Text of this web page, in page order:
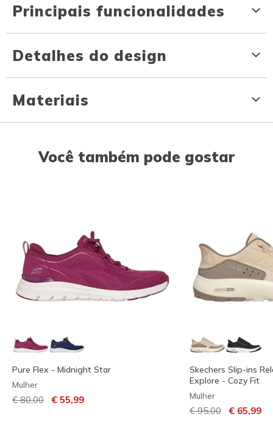
Principais funcionalidades
Detalhes do design
Materiais
Você também pode gostar
Pure Flex - Midnight Star
Mulher
Preço com desconto de
€ 80,00 para
€ 55,99
Skechers Slip-ins
Explore - Cozy Fit
Mulher
Preço com
€ 95,00para
€ 65,99